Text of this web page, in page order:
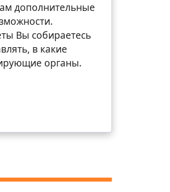
дополнительные
Вы собираетесь
в какие
органы.